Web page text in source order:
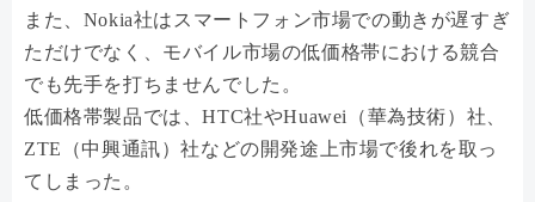
また、Nokia社はスマートフォン市場での動きが遅すぎ
ただけでなく、モバイル市場の低価格帯における競合
でも先手を打ちませんでした。
低価格帯製品では、HTC社やHuawei（華為技術）社、
ZTE（中興通訊）社などの開発途上市場で後れを取っ
てしまった。